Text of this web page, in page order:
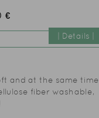
€
| Details |
and at the same time
fiber washable,